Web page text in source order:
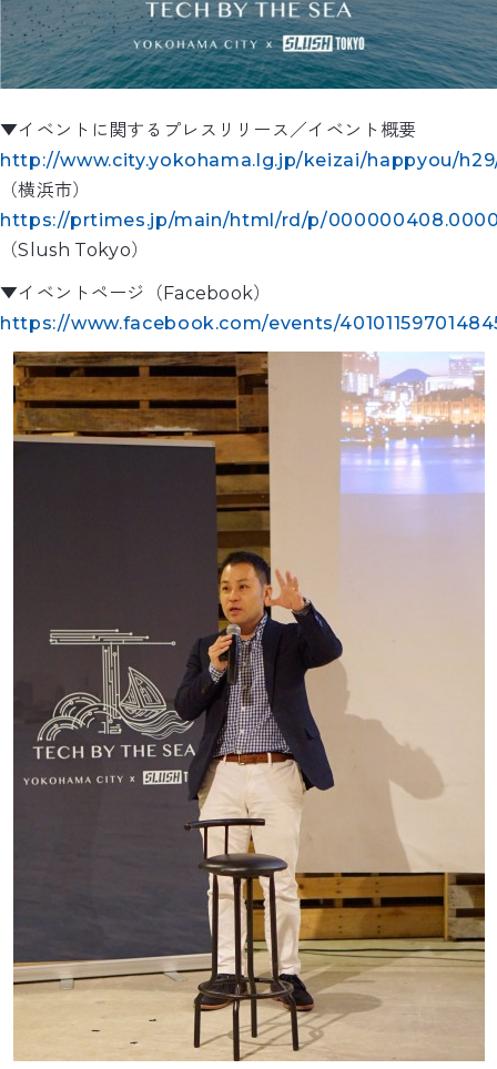
▼イベントに関するプレスリリース／イベント概要
http://www.city.yokohama.lg.jp/keizai/happyou/h29/
（横浜市）
https://prtimes.jp/main/html/rd/p/
（Slush Tokyo）
▼イベントページ（Facebook）
https://www.facebook.com/events/